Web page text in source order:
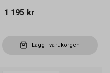
1 195 kr
Lägg i varukorgen